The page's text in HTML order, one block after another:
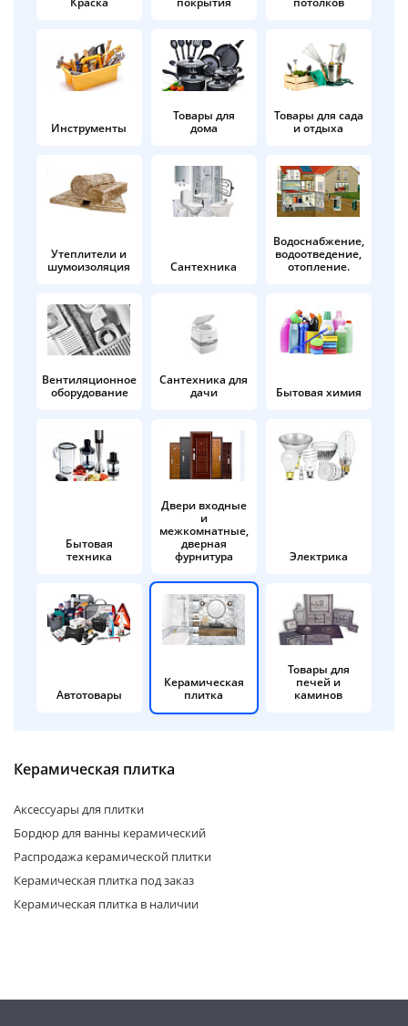
Инструменты
Товары для
дома
Товары для сада
и отдыха
Утеплители и
шумоизоляция
Сантехника
Водоснабжение,
водоотведение,
отопление.
Вентиляционное
оборудование
Сантехника для
дачи
Бытовая химия
Бытовая
техника
Двери входные
и
межкомнатные,
дверная
фурнитура
Электрика
Автотовары
Керамическая
плитка
Товары для
печей и
каминов
Керамическая плитка
Аксессуары для плитки
Бордюр для ванны керамический
Распродажа керамической плитки
Керамическая плитка под заказ
Керамическая плитка в наличии
в корзину
Оплачивайте сегодня только
25% картой любого банка
Получайте товар
выбранный способом
Оставшиеся
% будут
по25%каждые 2 недели
Подробнее
об оплате Плайтом
раз в 2
недели
Остались вопросы?
8 800 302-02-51
plait.ru